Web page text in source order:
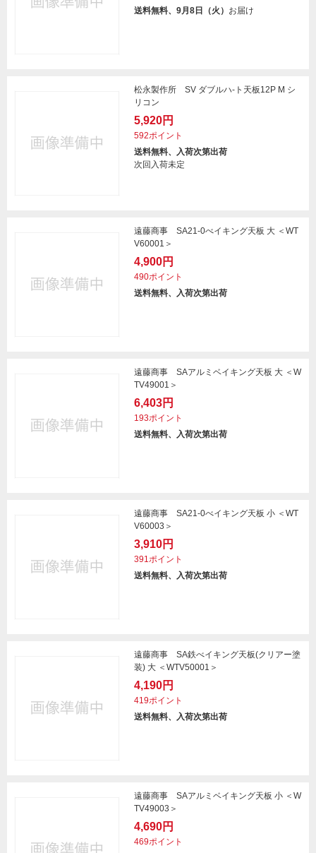
送料無料、9月8日（火） お届け
松永製作所 SV ダブルハ-ト天板12P M シ
リコン
5,920円
592ポイント
送料無料、入荷次第出荷
次回入荷未定
遠藤商事 SA21-0べイキング天板 大 ＜WT
V60001＞
4,900円
490ポイント
送料無料、入荷次第出荷
遠藤商事 SAアルミベイキング天板 大 ＜W
TV49001＞
6,403円
193ポイント
送料無料、入荷次第出荷
遠藤商事 SA21-0べイキング天板 小 ＜WT
V60003＞
3,910円
391ポイント
送料無料、入荷次第出荷
遠藤商事 SA鉄べイキング天板(クリアー塗
装) 大 ＜WTV50001＞
4,190円
419ポイント
送料無料、入荷次第出荷
遠藤商事 SAアルミベイキング天板 小 ＜W
TV49003＞
4,690円
469ポイント